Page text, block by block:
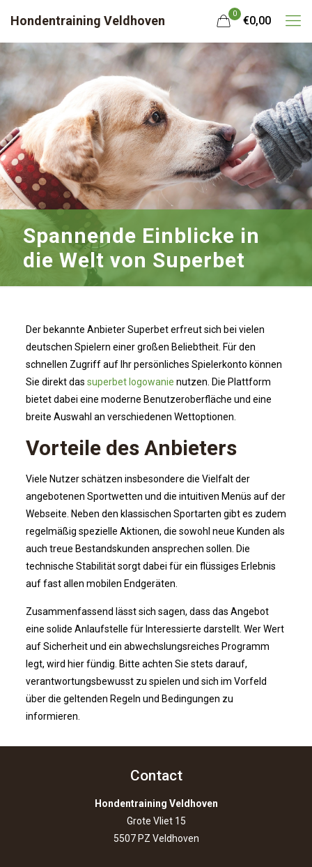
Hondentraining Veldhoven 0
€0,00
Spannende Einblicke in
die Welt von Superbet
Der bekannte Anbieter Superbet erfreut sich bei vielen
deutschen Spielern einer großen Beliebtheit. Für den
schnellen Zugriff auf Ihr persönliches Spielerkonto können
Sie direkt das superbet logowanie nutzen. Die Plattform
bietet dabei eine moderne Benutzeroberfläche und eine
breite Auswahl an verschiedenen Wettoptionen.
Vorteile des Anbieters
Viele Nutzer schätzen insbesondere die Vielfalt der
angebotenen Sportwetten und die intuitiven Menüs auf der
Webseite. Neben den klassischen Sportarten gibt es zudem
regelmäßig spezielle Aktionen, die sowohl neue Kunden als
auch treue Bestandskunden ansprechen sollen. Die
technische Stabilität sorgt dabei für ein flüssiges Erlebnis
auf fast allen mobilen Endgeräten.
Zusammenfassend lässt sich sagen, dass das Angebot
eine solide Anlaufstelle für Interessierte darstellt. Wer Wert
auf Sicherheit und ein abwechslungsreiches Programm
legt, wird hier fündig. Bitte achten Sie stets darauf,
verantwortungsbewusst zu spielen und sich im Vorfeld
über die geltenden Regeln und Bedingungen zu
informieren.
Contact
Hondentraining Veldhoven
Grote Vliet 15
5507 PZ Veldhoven